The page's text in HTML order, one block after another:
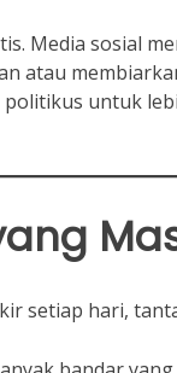
Media sosial
atau
politikus untuk
setiap hari,